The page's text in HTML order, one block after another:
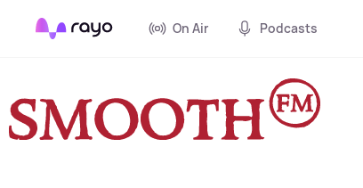
On Air Podcasts